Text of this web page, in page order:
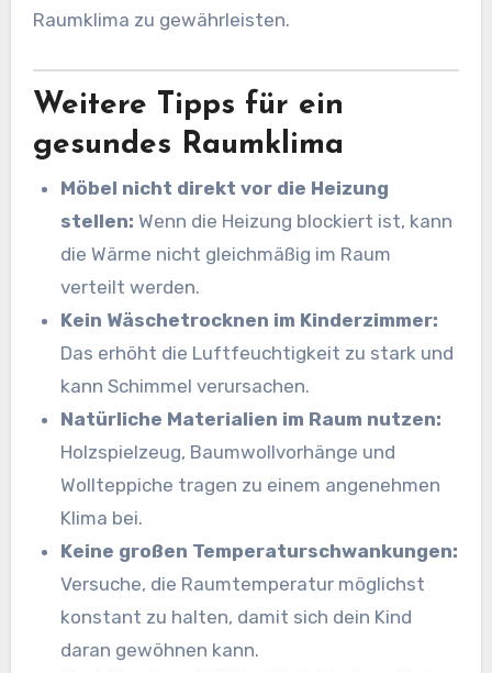
Raumklima zu gewährleisten.
Weitere Tipps für ein
gesundes Raumklima
Möbel nicht direkt vor die Heizung
stellen: Wenn die Heizung blockiert ist, kann
die Wärme nicht gleichmäßig im Raum
verteilt werden.
Kein Wäschetrocknen im Kinderzimmer:
Das erhöht die Luftfeuchtigkeit zu stark und
kann Schimmel verursachen.
Natürliche Materialien im Raum nutzen:
Holzspielzeug, Baumwollvorhänge und
Wollteppiche tragen zu einem angenehmen
Klima bei.
Keine großen Temperaturschwankungen:
Versuche, die Raumtemperatur möglichst
konstant zu halten, damit sich dein Kind
daran gewöhnen kann.